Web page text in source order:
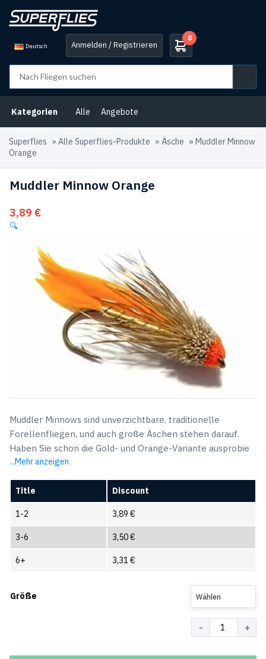
Deutsch Anmelden / Registrieren
0
Kategorien Alle Angebote
Superflies » Alle Superflies-Produkte » Äsche » Muddler Minnow
Orange
Muddler Minnow Orange
3,89 €
🔍
Muddler Minnows sind unverzichtbare, traditionelle
Forellenfliegen, und auch große Äschen stehen darauf.
Haben Sie schon die Gold- und Orange-Variante ausprobie
...Mehr anzeigen
Title Discount
1-2 3,89 €
3-6 3,50€
6+ 3,31 €
Größe Wählen